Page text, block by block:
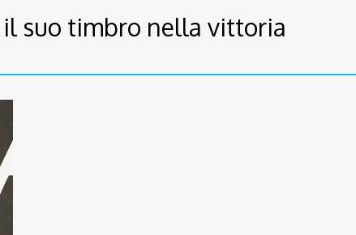
il suo timbro nella vittoria